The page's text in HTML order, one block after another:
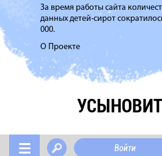
За время работы сайта
данных детей-сирот
000.
О Проекте
Войти